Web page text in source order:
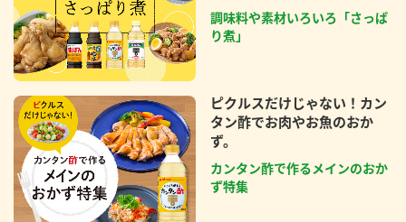
調味料や素材いろいろ「さっぱ
り煮」
ピクルスだけじゃない！カン
タン酢でお肉やお魚のおか
ず。
カンタン酢で作るメインのおか
ず特集